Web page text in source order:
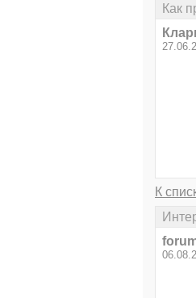
Как
К